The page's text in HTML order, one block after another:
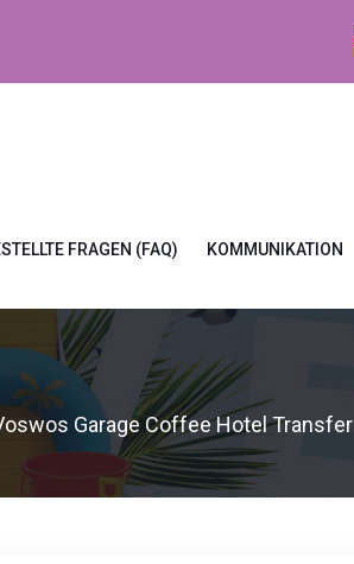
FRAGEN (FAQ) KOMMUNIKATION
Garage Coffee Hotel Transfer